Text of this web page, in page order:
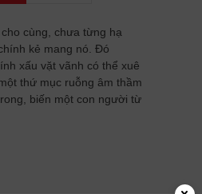
cùng, chưa từng hạ
kẻ mang nó. Đó
xấu vặt vãnh có thể xuê
thứ mục ruỗng âm thầm
biến một con người từ